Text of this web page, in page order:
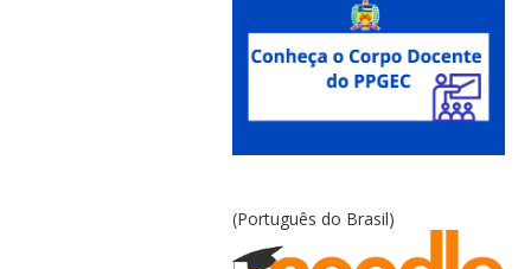
(Português do Brasil)